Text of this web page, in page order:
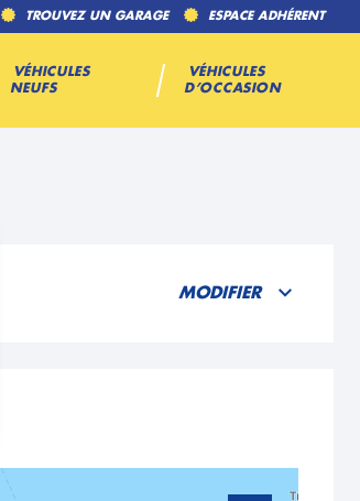
TROUVEZ UN GARAGE ESPACE ADHÉRENT
VÉHICULES
NEUFS
VÉHICULES
D’OCCASION
MODIFIER